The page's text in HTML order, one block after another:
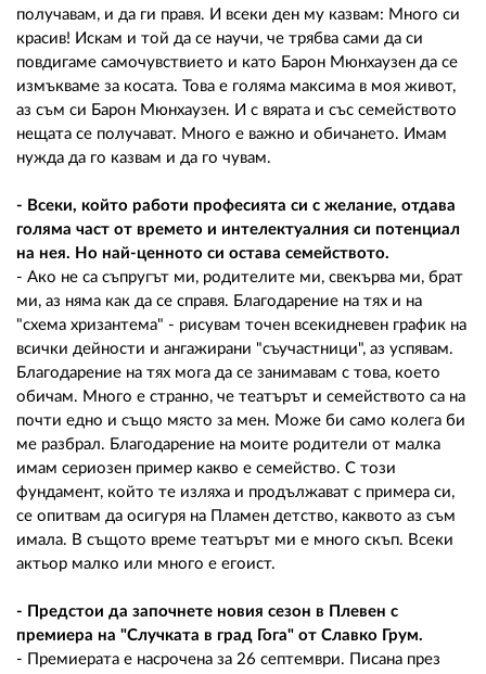
получавам, и да ги правя. И всеки ден му казвам: Много си
красив! Искам и той да се научи, че трябва сами да си
повдигаме самочувствието и като Барон Мюнхаузен да се
измъкваме за косата. Това е голяма максима в моя живот,
аз съм си Барон Мюнхаузен. И с вярата и със семейството
нещата се получават. Много е важно и обичането. Имам
нужда да го казвам и да го чувам.
- Всеки, който работи професията си с желание, отдава
голяма част от времето и интелектуалния си потенциал
на нея. Но най-ценното си остава семейството.
- Ако не са съпругът ми, родителите ми, свекърва ми, брат
ми, аз няма как да се справя. Благодарение на тях и на
"схема хризантема" - рисувам точен всекидневен график на
всички дейности и ангажирани "съучастници", аз успявам.
Благодарение на тях мога да се занимавам с това, което
обичам. Много е странно, че театърът и семейството са на
почти едно и също място за мен. Може би само колега би
ме разбрал. Благодарение на моите родители от малка
имам сериозен пример какво е семейство. С този
фундамент, който те изляха и продължават с примера си,
се опитвам да осигуря на Пламен детство, каквото аз съм
имала. В същото време театърът ми е много скъп. Всеки
актьор малко или много е егоист.
- Предстои да започнете новия сезон в Плевен с
премиера на "Случката в град Гога" от Славко Грум.
- Премиерата е насрочена за 26 септември. Писана през